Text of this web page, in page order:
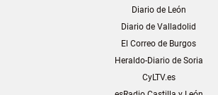
Diario de León
Diario de Valladolid
El Correo de Burgos
Heraldo-Diario de Soria
CyLTV.es